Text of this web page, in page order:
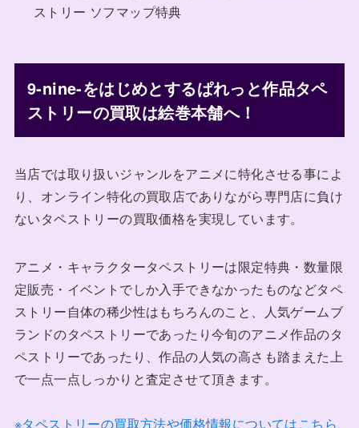
ストリー ソフマップ特典
9-nine-をはじめとするぱれっと作品タペ
ストリーの買取は絵巻本舗へ！
当店では取り扱いジャンルをアニメに特化させる事によ
り、オンライン特化の買取店でありながら専門店に負け
ないタペストリーの買取価格を実現しています。
アニメ・キャラクタータペストリーは限定特典・数量限
定販売・イベントでしか入手できなかったものなどタペ
ストリー自体の稀少性はもちろんのこと、人気ゲームブ
ランドのタペストリーであったり今旬のアニメ作品のタ
ペストリーであったり、作品の人気の高さも踏まえた上
で一点一点しっかりと査定させて頂きます。
※タペストリーの買取方法や価格情報についてはこちら